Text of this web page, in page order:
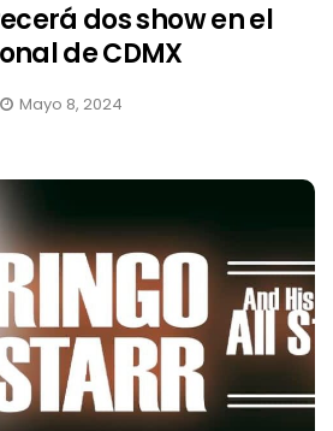
dos show en el
de CDMX
Mayo 8, 2024